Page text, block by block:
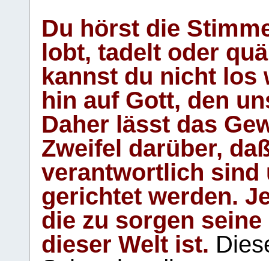
Du hörst die
lobt, tadelt oder
kannst du nicht los
hin auf Gott, den
Daher lässt das
Zweifel darüber,
verantwortlich sind
gerichtet werden.
die zu sorgen
dieser Welt ist.